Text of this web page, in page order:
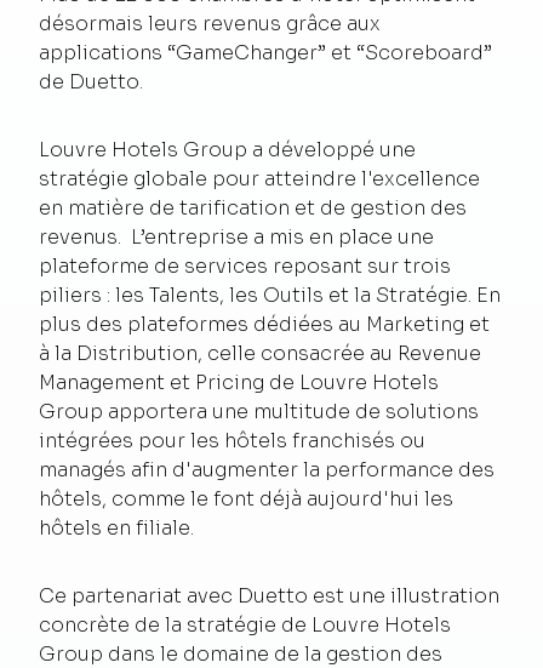
désormais leurs revenus grâce aux
applications “GameChanger” et “Scoreboard”
de Duetto.
Louvre Hotels Group a développé une
stratégie globale pour atteindre l'excellence
en matière de tarification et de gestion des
revenus. L’entreprise a mis en place une
plateforme de services reposant sur trois
piliers : les Talents, les Outils et la Stratégie. En
plus des plateformes dédiées au Marketing et
à la Distribution, celle consacrée au Revenue
Management et Pricing de Louvre Hotels
Group apportera une multitude de solutions
intégrées pour les hôtels franchisés ou
managés afin d'augmenter la performance des
hôtels, comme le font déjà aujourd'hui les
hôtels en filiale.
Ce partenariat avec Duetto est une illustration
concrète de la stratégie de Louvre Hotels
Group dans le domaine de la gestion des